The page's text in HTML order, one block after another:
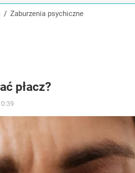
/ Zaburzenia psychiczne
płacz?